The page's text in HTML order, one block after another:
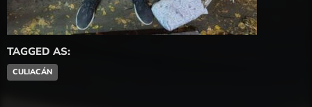
TAGGED AS:
CULIACÁN